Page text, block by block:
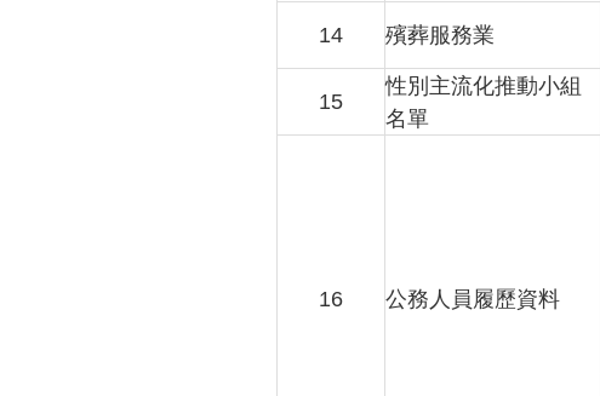
14 殯葬服務業
15
性別主流化推動小組
名單
16 公務人員履歷資料